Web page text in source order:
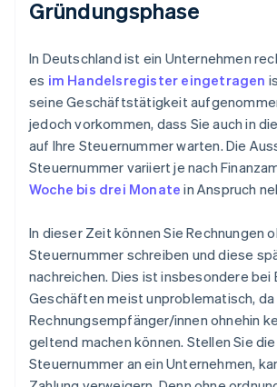
Gründungsphase
In Deutschland ist ein Unternehmen
es im Handelsregister eingetragen
seine Geschäftstätigkeit
jedoch vorkommen, dass Sie auch in
auf Ihre Steuernummer warten. Die
Steuernummer variiert je nach
Woche bis drei Monate in Anspruch
In dieser Zeit können Sie Rechnungen
Steuernummer schreiben und diese
nachreichen. Dies ist insbesondere bei
Geschäften meist unproblematisch, da
Rechnungsempfänger/innen ohnehin
geltend machen können. Stellen Sie
Steuernummer an ein Unternehmen,